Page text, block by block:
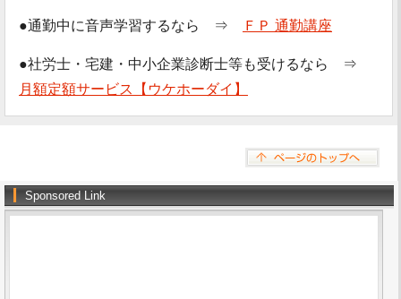
●通勤中に音声学習するなら ⇒ ＦＰ 通勤講座
●社労士・宅建・中小企業診断士等も受けるなら ⇒
月額定額サービス【ウケホーダイ】
Sponsored Link